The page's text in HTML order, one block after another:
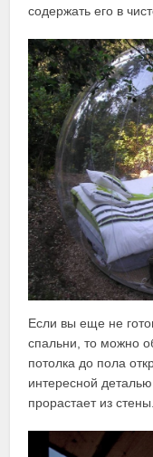
содержать его в
Если вы еще не
спальни, то можно
потолка до пола
интересной
прорастает из стены.